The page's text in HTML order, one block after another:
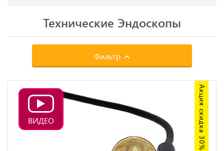
Технические Эндоскопы
Фильтр
Акция скидка 30%
ВИДЕО